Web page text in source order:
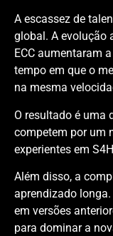
A escassez de
global. A evolução
ECC aumentaram
tempo em que o
na mesma
O resultado é uma
competem por um
experientes em
Além disso, a
aprendizado
em versões
para dominar a